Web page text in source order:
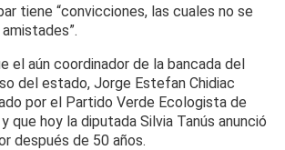
tiene “convicciones, las cuales no se
el aún coordinador de la bancada del
del estado, Jorge Estefan Chidiac
por el Partido Verde Ecologista de
que hoy la diputada Silvia Tanús anunció
después de 50 años.